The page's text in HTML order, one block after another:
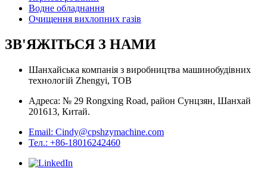
Водне обладнання
Очищення вихлопних газів
ЗВ'ЯЖІТЬСЯ З НАМИ
Шанхайська компанія з виробництва машинобудівних
технологій Zhengyi, ТОВ
Адреса: № 29 Rongxing Road, район Сунцзян, Шанхай
201613, Китай.
Email: Cindy@cpshzymachine.com
Тел.: +86-18016242460